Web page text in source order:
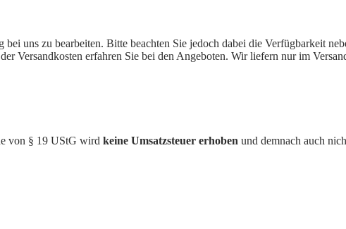
uns zu bearbeiten. Bitte beachten Sie jedoch dabei die Verfügbarkeit
Versandkosten erfahren Sie bei den Angeboten. Wir liefern nur im
von § 19 UStG wird keine Umsatzsteuer erho­ben und demnach auch